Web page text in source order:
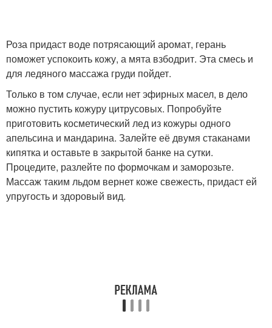
Роза придаст воде потрясающий аромат, герань
поможет успокоить кожу, а мята взбодрит. Эта смесь и
для ледяного массажа груди пойдет.
Только в том случае, если нет эфирных масел, в дело
можно пустить кожуру цитрусовых. Попробуйте
приготовить косметический лед из кожуры одного
апельсина и мандарина. Залейте её двумя стаканами
кипятка и оставьте в закрытой банке на сутки.
Процедите, разлейте по формочкам и заморозьте.
Массаж таким льдом вернет коже свежесть, придаст ей
упругость и здоровый вид.